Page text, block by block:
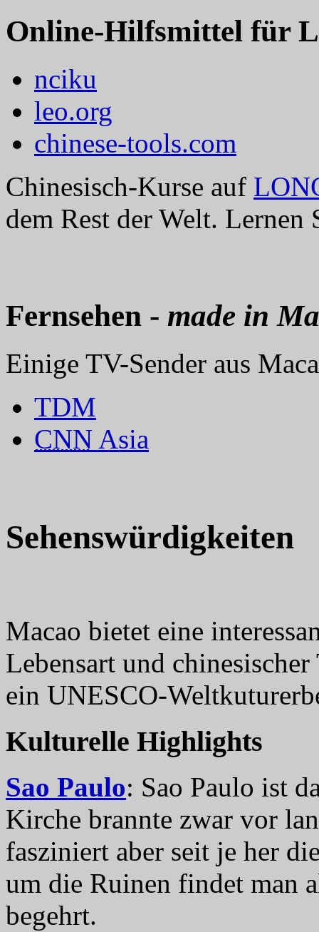
Online-Hilfsmittel für
nciku
leo.org
chinese-tools.com
Chinesisch-Kurse auf
dem Rest der Welt.
Fernsehen - made in
Einige TV-Sender aus
TDM
CNN Asia
Sehenswürdigkeiten
Macao bietet eine
Lebensart und
ein UNESCO-
Kulturelle Highlights
Sao Paulo: Sao Paulo ist
Kirche brannte zwar vor
fasziniert aber seit je her
um die Ruinen findet man
begehrt.